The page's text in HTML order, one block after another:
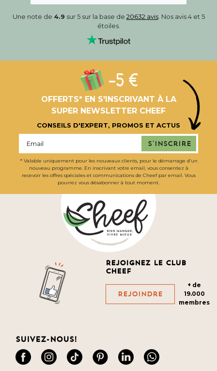
Une note de 4.9 sur 5 sur la base de 20632 avis. Nos avis 4 et 5
étoiles.
-5 €
OFFERTS* EN S'INSCRIVANT À LA
SUPER NEWSLETTER CHEEF
CONSEILS D'EXPERT, PROMOS ET ACTUS
S'inscrire
* Valable uniquement pour les nouveaux clients, pour le démarrage d’un
nouveau programme. En inscrivant votre email, vous consentez à
recevoir les offres spéciales et communications de Cheef par email. Vous
pourrez vous désabonner à tout moment.
Rejoignez le club
cheef
Rejoindre
+ de
19.000
membres
Suivez-nous!